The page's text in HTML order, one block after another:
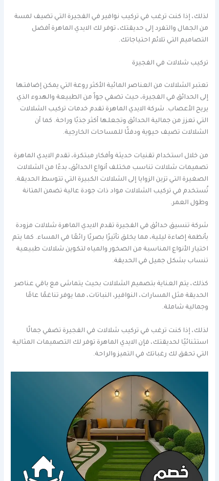
لذلك، إذا كنت ترغب في تركيب نوافير في الفجيرة التي تضيف لمسة
من الجمال والتفرد إلى حديقتك، توفر لك الايدي الماهرة أفضل
التصاميم التي تلائم احتياجاتك.
تركيب شلالات في الفجيرة
تعتبر الشلالات من العناصر المائية الأكثر روعة التي يمكن إضافتها
إلى الحدائق في الفجيرة، حيث تضفي جواً من الطبيعة والهدوء الذي
يريح الأعصاب. شركة الايدي الماهرة تقدم خدمات تركيب الشلالات
التي تعزز من جمالية الحدائق وتجعلها أكثر جذبًا وراحة. كما أن
الشلالات تضيف حيوية ودفئًا للمساحات الخارجية.
من خلال استخدام تقنيات حديثة وأفكار مبتكرة، تقدم الايدي الماهرة
تصميمات شلالات تناسب مختلف أنواع الحدائق، بدءًا من الشلالات
الصغيرة التي تزين الزوايا إلى الشلالات الكبيرة التي تتوسط الحديقة.
تُستخدم في تركيب الشلالات مواد ذات جودة عالية تضمن المتانة
وطول العمر.
شركة تنسيق حدائق في الفجيرة تقدم الايدي الماهرة شلالات مزودة
بأنظمة إضاءة ليلية، مما يخلق تأثيرًا بصريًا رائعًا في المساء. كما يتم
اختيار الأنواع المناسبة من الصخور والمياه لتكوين شلالات طبيعية
تنساب بشكل جميل في الحديقة.
كذلك، يتم العناية بتصميم الشلالات بحيث يتماشى مع باقي عناصر
الحديقة مثل المسارات، النوافير، النباتات، مما يوفر تناغمًا عامًا
وجمالية شاملة.
لذلك، إذا كنت ترغب في تركيب شلالات في الفجيرة تضفي جمالًا
استثنائيًا لحديقتك، فإن الايدي الماهرة توفر لك التصميمات المثالية
التي تحقق لك رغباتك في التميز والراحة.